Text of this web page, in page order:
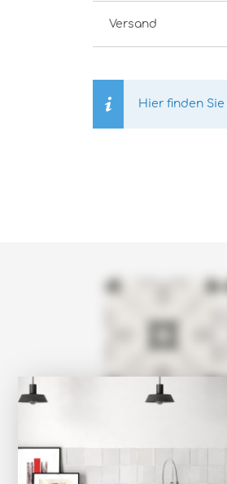
Versand
Hier finden Sie